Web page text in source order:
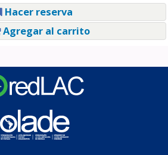
Hacer reserva
Agregar al carrito